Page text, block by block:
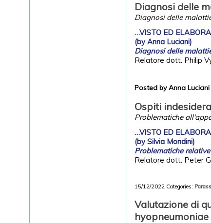
Diagnosi delle
Diagnosi delle
…VISTO ED
(by Anna Luciani)
Diagnosi delle
Relatore dott. Philip
Posted by Anna Luciani
Ospiti
Problematiche
…VISTO ED
(by Silvia Mondini)
Problematiche
Relatore dott. Peter
15/12/2022 Categories:
Valutazione di